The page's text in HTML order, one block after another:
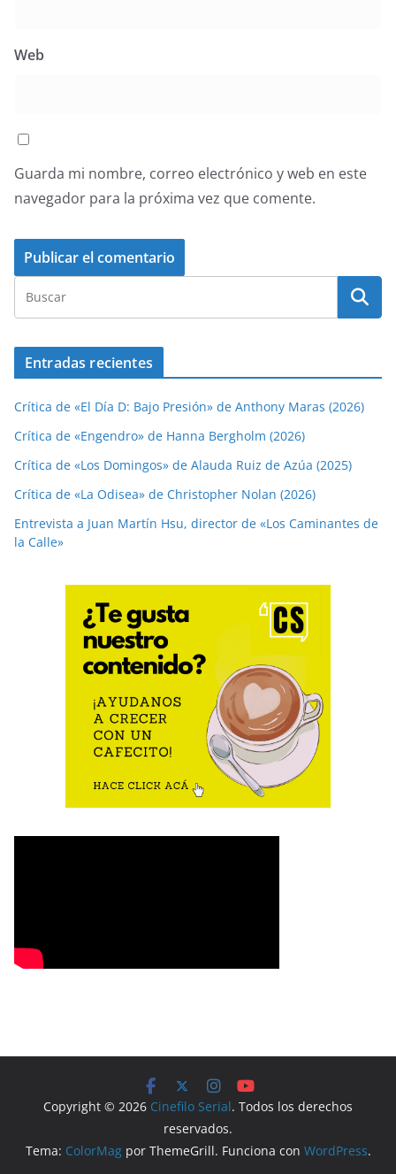
Web
Guarda mi nombre, correo electrónico y web en este
navegador para la próxima vez que comente.
Entradas recientes
Crítica de «El Día D: Bajo Presión» de Anthony Maras (2026)
Crítica de «Engendro» de Hanna Bergholm (2026)
Crítica de «Los Domingos» de Alauda Ruiz de Azúa (2025)
Crítica de «La Odisea» de Christopher Nolan (2026)
Entrevista a Juan Martín Hsu, director de «Los Caminantes de
la Calle»
Copyright © 2026 Cinefilo Serial. Todos los derechos
reservados.
Tema: ColorMagpor ThemeGrill. Funciona con WordPress.